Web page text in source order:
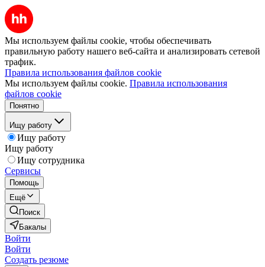
Мы используем файлы cookie, чтобы обеспечивать
правильную работу нашего веб-сайта и анализировать сетевой
трафик.
Правила использования файлов cookie
Мы используем файлы cookie. Правила использования
файлов cookie
Понятно
Ищу работу
Ищу работу
Ищу работу
Ищу сотрудника
Сервисы
Помощь
Ещё
Поиск
Бакалы
Войти
Войти
Создать резюме